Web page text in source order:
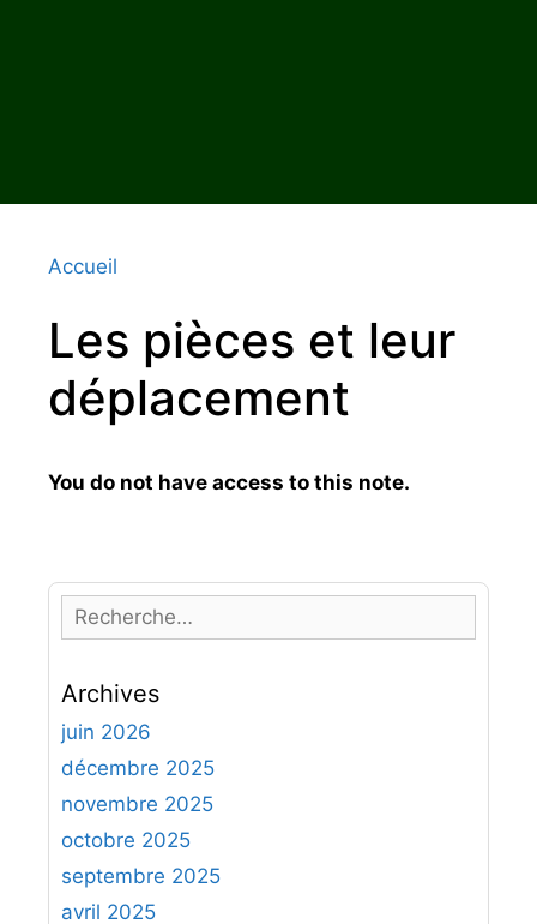
Accueil
Les pièces et leur
déplacement
You do not have access to this note.
e
h
e
r
h
e
r
Archives
juin 2026
décembre 2025
novembre 2025
octobre 2025
septembre 2025
avril 2025